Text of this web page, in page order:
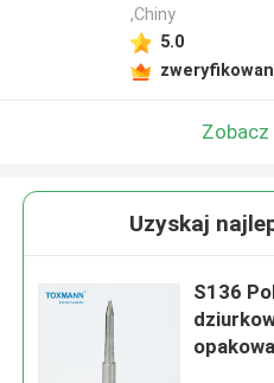
,Chiny
5.0
Zobacz
Uzyskaj
S136